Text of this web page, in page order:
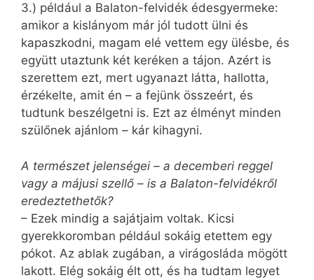
3.) például a Balaton-felvidék édesgyermeke:
amikor a kislányom már jól tudott ülni és
kapaszkodni, magam elé vettem egy ülésbe, és
együtt utaztunk két keréken a tájon. Azért is
szerettem ezt, mert ugyanazt látta, hallotta,
érzékelte, amit én – a fejünk összeért, és
tudtunk beszélgetni is. Ezt az élményt minden
szülőnek ajánlom – kár kihagyni.
A természet jelenségei – a decemberi reggel
vagy a májusi szellő – is a Balaton-felvidékről
eredeztethetők?
– Ezek mindig a sajátjaim voltak. Kicsi
gyerekkoromban például sokáig etettem egy
pókot. Az ablak zugában, a virágosláda mögött
lakott. Elég sokáig élt ott, és ha tudtam legyet